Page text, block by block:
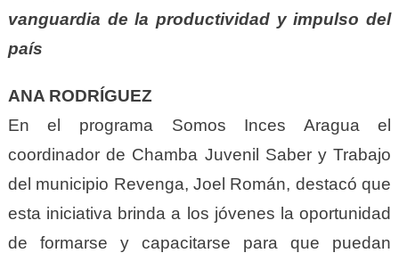
vanguardia de la productividad y impulso del
país
ANA RODRÍGUEZ
En el programa Somos Inces Aragua el
coordinador de Chamba Juvenil Saber y Trabajo
del municipio Revenga, Joel Román, destacó que
esta iniciativa brinda a los jóvenes la oportunidad
de formarse y capacitarse para que puedan